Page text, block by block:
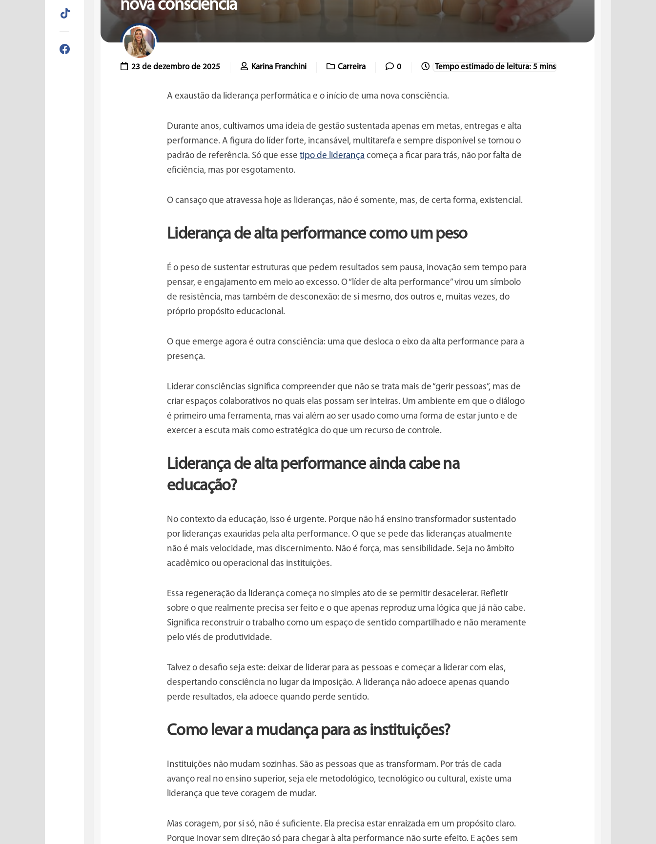
nova consciência
23 de dezembro de 2025 Karina Franchini Carreira 0
A exaustão da liderança performática e o início de uma nova consciência.
Durante anos, cultivamos uma ideia de gestão sustentada apenas em metas, entregas e alta
performance. A figura do líder forte, incansável, multitarefa e sempre disponível se tornou o
padrão de referência. Só que esse tipo de liderança começa a ficar para trás, não por falta de
eficiência, mas por esgotamento.
O cansaço que atravessa hoje as lideranças, não é somente, mas, de certa forma, existencial.
Liderança de alta performance como um peso
É o peso de sustentar estruturas que pedem resultados sem pausa, inovação sem tempo para
pensar, e engajamento em meio ao excesso. O “líder de alta performance” virou um símbolo
de resistência, mas também de desconexão: de si mesmo, dos outros e, muitas vezes, do
próprio propósito educacional.
O que emerge agora é outra consciência: uma que desloca o eixo da alta performance para a
presença.
Liderar consciências significa compreender que não se trata mais de “gerir pessoas”, mas de
criar espaços colaborativos no quais elas possam ser inteiras. Um ambiente em que o diálogo
é primeiro uma ferramenta, mas vai além ao ser usado como uma forma de estar junto e de
exercer a escuta mais como estratégica do que um recurso de controle.
Liderança de alta performance ainda cabe na
educação?
No contexto da educação, isso é urgente. Porque não há ensino transformador sustentado
por lideranças exauridas pela alta performance. O que se pede das lideranças atualmente
não é mais velocidade, mas discernimento. Não é força, mas sensibilidade. Seja no âmbito
acadêmico ou operacional das instituições.
Essa regeneração da liderança começa no simples ato de se permitir desacelerar. Refletir
sobre o que realmente precisa ser feito e o que apenas reproduz uma lógica que já não cabe.
Significa reconstruir o trabalho como um espaço de sentido compartilhado e não meramente
pelo viés de produtividade.
Talvez o desafio seja este: deixar de liderar para as pessoas e começar a liderar com elas,
despertando consciência no lugar da imposição. A liderança não adoece apenas quando
perde resultados, ela adoece quando perde sentido.
Como levar a mudança para as instituições?
Instituições não mudam sozinhas. São as pessoas que as transformam. Por trás de cada
avanço real no ensino superior, seja ele metodológico, tecnológico ou cultural, existe uma
liderança que teve coragem de mudar.
Mas coragem, por si só, não é suficiente. Ela precisa estar enraizada em um propósito claro.
Porque inovar sem direção só para chegar à alta performance não surte efeito. E ações sem